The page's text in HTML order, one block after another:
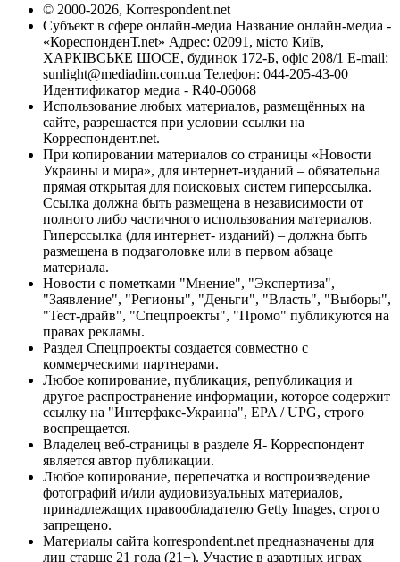
© 2000-2026, Korrespondent.net
Субъект в сфере онлайн-медиа Название онлайн-медиа -
«КореспонденТ.net» Адрес: 02091, місто Київ,
ХАРКІВСЬКЕ ШОСЕ, будинок 172-Б, офіс 208/1 E-mail:
sunlight@mediadim.com.ua Телефон: 044-205-43-00
Идентификатор медиа - R40-06068
Использование любых материалов, размещённых на
сайте, разрешается при условии ссылки на
Корреспондент.net.
При копировании материалов со страницы «Новости
Украины и мира», для интернет-изданий – обязательна
прямая открытая для поисковых систем гиперссылка.
Ссылка должна быть размещена в независимости от
полного либо частичного использования материалов.
Гиперссылка (для интернет- изданий) – должна быть
размещена в подзаголовке или в первом абзаце
материала.
Новости с пометками "Мнение", "Экспертиза",
"Заявление", "Регионы", "Деньги", "Власть", "Выборы",
"Тест-драйв", "Спецпроекты", "Промо" публикуются на
правах рекламы.
Раздел Спецпроекты создается совместно с
коммерческими партнерами.
Любое копирование, публикация, републикация и
другое распространение информации, которое содержит
ссылку на "Интерфакс-Украина", EPA / UPG, строго
воспрещается.
Владелец веб-страницы в разделе Я- Корреспондент
является автор публикации.
Любое копирование, перепечатка и воспроизведение
фотографий и/или аудиовизуальных материалов,
принадлежащих правообладателю Getty Images, строго
запрещено.
Материалы сайта korrespondent.net предназначены для
лиц старше 21 года (21+). Участие в азартных играх